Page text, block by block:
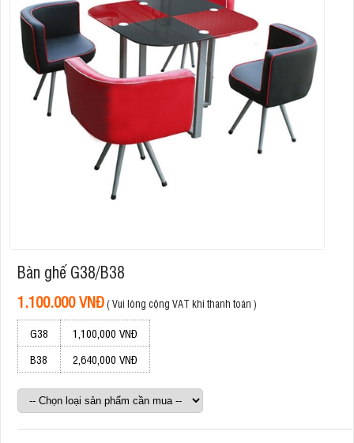
Bàn ghế G38/B38
1.100.000 VNĐ( Vui lòng cộng VAT khi thanh toán )
G38
1,100,000 VNĐ
B38
2,640,000 VNĐ